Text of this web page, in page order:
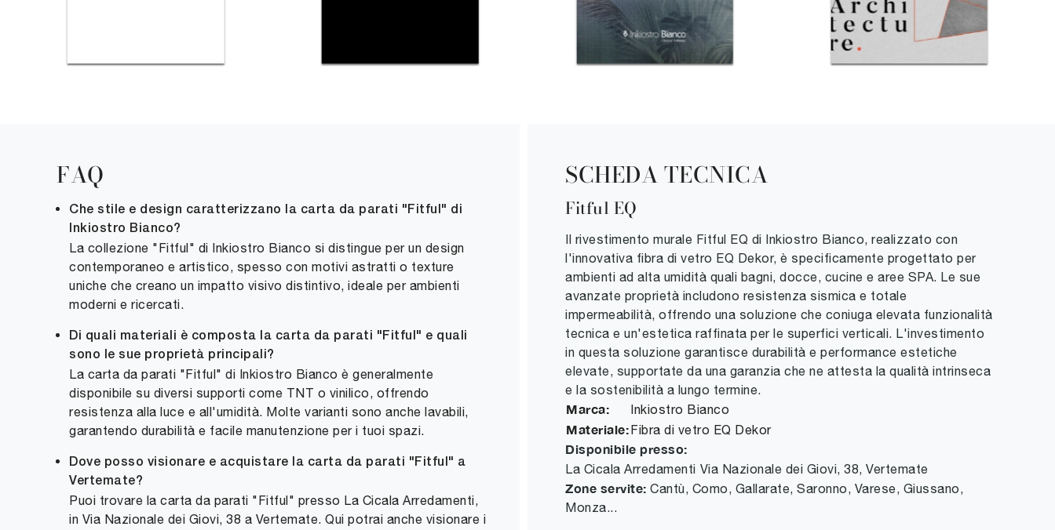
FAQ
Che stile e design caratterizzano la carta da parati "Fitful" di
Inkiostro Bianco?
La collezione "Fitful" di Inkiostro Bianco si distingue per un design
contemporaneo e artistico, spesso con motivi astratti o texture
uniche che creano un impatto visivo distintivo, ideale per ambienti
moderni e ricercati.
Di quali materiali è composta la carta da parati "Fitful" e quali
sono le sue proprietà principali?
La carta da parati "Fitful" di Inkiostro Bianco è generalmente
disponibile su diversi supporti come TNT o vinilico, offrendo
resistenza alla luce e all'umidità. Molte varianti sono anche lavabili,
garantendo durabilità e facile manutenzione per i tuoi spazi.
Dove posso visionare e acquistare la carta da parati "Fitful" a
Vertemate?
Puoi trovare la carta da parati "Fitful" presso La Cicala Arredamenti,
in Via Nazionale dei Giovi, 38 a Vertemate. Qui potrai anche visionare i
SCHEDA TECNICA
Fitful EQ
Il rivestimento murale Fitful EQ di Inkiostro Bianco, realizzato con
l'innovativa fibra di vetro EQ Dekor, è specificamente progettato per
ambienti ad alta umidità quali bagni, docce, cucine e aree SPA. Le sue
avanzate proprietà includono resistenza sismica e totale
impermeabilità, offrendo una soluzione che coniuga elevata funzionalità
tecnica e un'estetica raffinata per le superfici verticali. L'investimento
in questa soluzione garantisce durabilità e performance estetiche
elevate, supportate da una garanzia che ne attesta la qualità intrinseca
e la sostenibilità a lungo termine.
Marca: Inkiostro Bianco
Materiale: Fibra di vetro EQ Dekor
Disponibile presso:
La Cicala Arredamenti Via Nazionale dei Giovi, 38, Vertemate
Zone servite: Cantù, Como, Gallarate, Saronno, Varese, Giussano,
Monza...